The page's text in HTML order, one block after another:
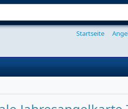
Startseite